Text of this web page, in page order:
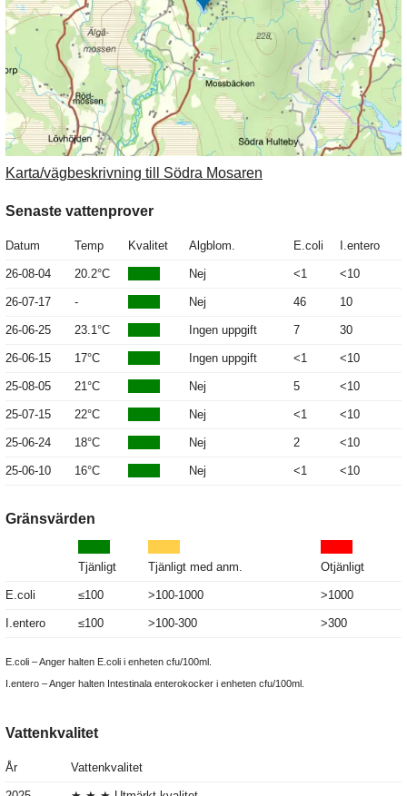
Karta/vägbeskrivning till Södra Mosaren
Senaste vattenprover
Datum Temp Kvalitet Algblom. E.coli I.entero
26-08-04 20.2°C Nej <1 <10
26-07-17 - Nej 46 10
26-06-25 23.1°C Ingen uppgift 7 30
26-06-15 17°C Ingen uppgift <1 <10
25-08-05 21°C Nej 5 <10
25-07-15 22°C Nej <1 <10
25-06-24 18°C Nej 2 <10
25-06-10 16°C Nej <1 <10
Gränsvärden
Tjänligt Tjänligt med anm. Otjänligt
E.coli ≤100 >100-1000 >1000
I.entero ≤100 >100-300 >300
E.coli – Anger halten E.coli i enheten cfu/100ml.
I.entero – Anger halten Intestinala enterokocker i enheten cfu/100ml.
Vattenkvalitet
År Vattenkvalitet